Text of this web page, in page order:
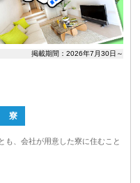
掲載期間：2026年7月30日～
寮
も、会社が用意した寮に住むこと